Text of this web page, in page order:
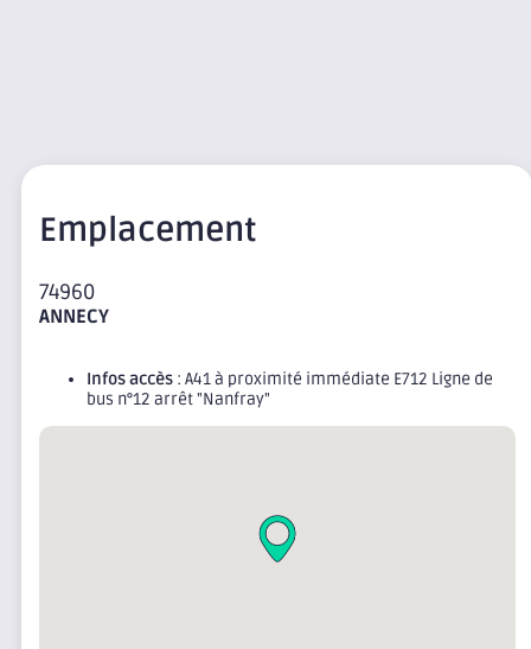
Emplacement
74960
ANNECY
Infos accès : A41 à proximité immédiate E712 Ligne de
bus n°12 arrêt "Nanfray"